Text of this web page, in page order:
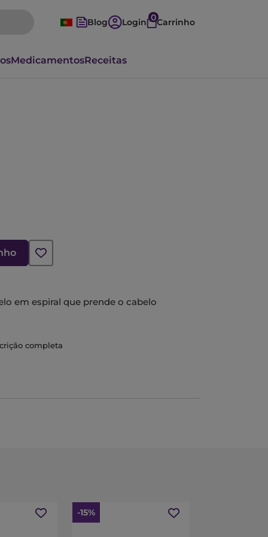
Blog Login 0Carrinho
MedicamentosReceitas
em espiral que prende o cabelo
completa
-15%